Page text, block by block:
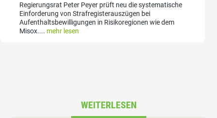
Regierungsrat Peter Peyer prüft neu die systematische
Einforderung von Strafregisterauszügen bei
Aufenthaltsbewilligungen in Risikoregionen wie dem
Misox.... mehr lesen
WEITERLESEN